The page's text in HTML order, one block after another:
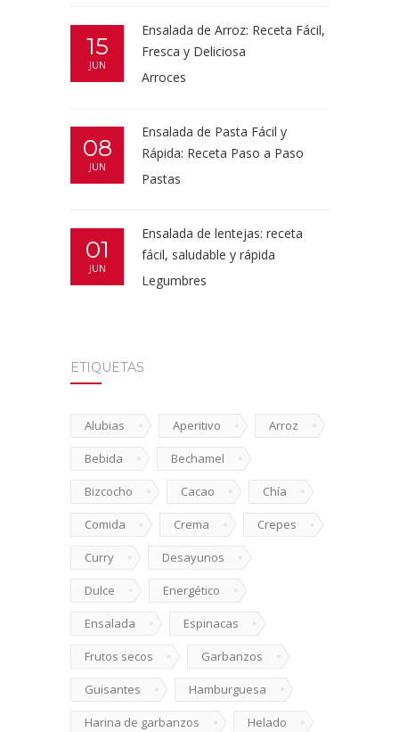
15
JUN
Ensalada de Arroz: Receta Fácil,
Fresca y Deliciosa
Arroces
08
JUN
Ensalada de Pasta Fácil y
Rápida: Receta Paso a Paso
Pastas
01
JUN
Ensalada de lentejas: receta
fácil, saludable y rápida
Legumbres
ETIQUETAS
Alubias Aperitivo Arroz
Bebida Bechamel
Bizcocho Cacao Chía
Comida Crema Crepes
Curry Desayunos
Dulce Energético
Ensalada Espinacas
Frutos secos Garbanzos
Guisantes Hamburguesa
Harina de garbanzos Helado